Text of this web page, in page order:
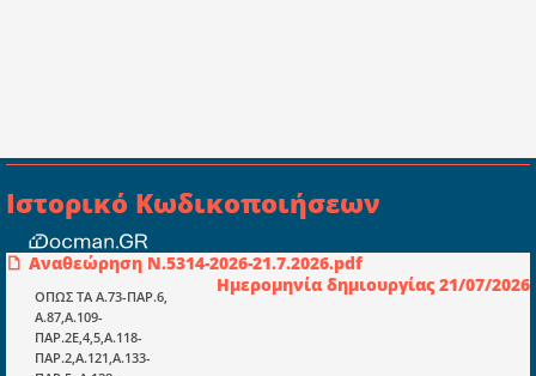
Ιστορικό Κωδικοποιήσεων
Αναθεώρηση Ν.5314-2026-21.7.2026.pdf
Ημερομηνία δημιουργίας 21/07/2026
ΟΠΩΣ ΤΑ Α.73-ΠΑΡ.6,
Α.87,Α.109-
ΠΑΡ.2Ε,4,5,Α.118-
ΠΑΡ.2,Α.121,Α.133-
Συμβουλευτική ελεγκτική ιδιωτική
κεφαλαιουχική εταιρεία Ι.Κ.Ε
ΤΗΛ: 698 18 25 733
ΤΗΛ: 698 18 25 732